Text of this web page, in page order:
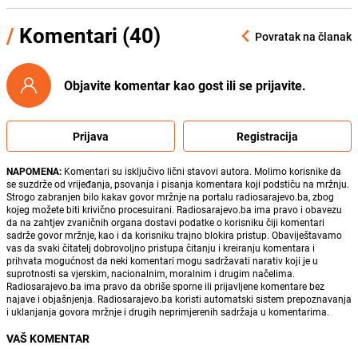
/ Komentari (40) Povratak na članak
Objavite komentar kao gost ili se prijavite.
Prijava Registracija
NAPOMENA: Komentari su isključivo lični stavovi autora. Molimo korisnike da
se suzdrže od vrijeđanja, psovanja i pisanja komentara koji podstiču na mržnju.
Strogo zabranjen bilo kakav govor mržnje na portalu radiosarajevo.ba, zbog
kojeg možete biti krivično procesuirani. Radiosarajevo.ba ima pravo i obavezu
da na zahtjev zvaničnih organa dostavi podatke o korisniku čiji komentari
sadrže govor mržnje, kao i da korisniku trajno blokira pristup. Obaviještavamo
vas da svaki čitatelj dobrovoljno pristupa čitanju i kreiranju komentara i
prihvata mogućnost da neki komentari mogu sadržavati narativ koji je u
suprotnosti sa vjerskim, nacionalnim, moralnim i drugim načelima.
Radiosarajevo.ba ima pravo da obriše sporne ili prijavljene komentare bez
najave i objašnjenja. Radiosarajevo.ba koristi automatski sistem prepoznavanja
i uklanjanja govora mržnje i drugih neprimjerenih sadržaja u komentarima.
VAŠ KOMENTAR